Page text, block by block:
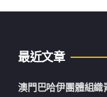
最近文章
澳門巴哈伊團體組